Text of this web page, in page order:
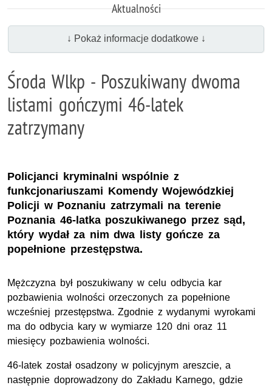
Aktualności
↓ Pokaż informacje dodatkowe ↓
Środa Wlkp - Poszukiwany dwoma
listami gończymi 46-latek
zatrzymany
Policjanci kryminalni wspólnie z
funkcjonariuszami Komendy Wojewódzkiej
Policji w Poznaniu zatrzymali na terenie
Poznania 46-latka poszukiwanego przez sąd,
który wydał za nim dwa listy gończe za
popełnione przestępstwa.
Mężczyzna był poszukiwany w celu odbycia kar
pozbawienia wolności orzeczonych za popełnione
wcześniej przestępstwa. Zgodnie z wydanymi wyrokami
ma do odbycia kary w wymiarze 120 dni oraz 11
miesięcy pozbawienia wolności.
46-latek został osadzony w policyjnym areszcie, a
następnie doprowadzony do Zakładu Karnego, gdzie